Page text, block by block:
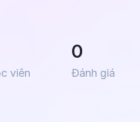
viên
0
Đánh giá